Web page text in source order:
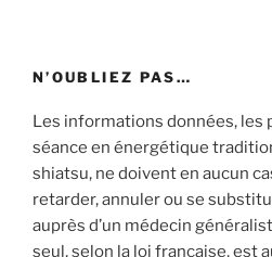
N’OUBLIEZ PAS…
Les informations données, les
séance en énergétique
shiatsu, ne doivent en aucun
retarder, annuler ou se
auprès d’un médecin
seul, selon la loi française, est